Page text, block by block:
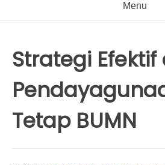
Menu
Strategi
Tetap BUMN